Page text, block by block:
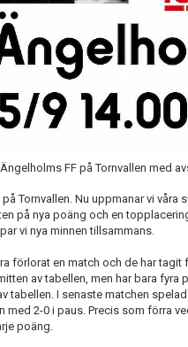
FF på Tornvallen med
Tornvallen. Nu uppmanar vi våra
på nya poäng och en
vi nya minnen tillsammans.
förlorat en match och de har tagit
av tabellen, men har bara fyra
tabellen. I senaste matchen
2-0 i paus. Precis som förra
poäng.